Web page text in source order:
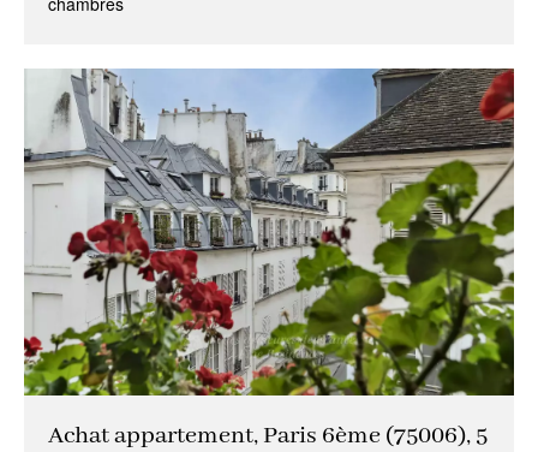
Achat appartement, Paris 6ème (75006), 5